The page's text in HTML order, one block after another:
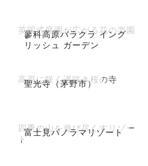
蓼科高原バラクラ イング
リッシュ ガーデン
英国式庭園が広がる花の楽園
聖光寺（茅野市）
高原に咲く遅咲き桜の寺
富士見パノラマリゾート
四季の山を遊び尽くすリゾー
ト